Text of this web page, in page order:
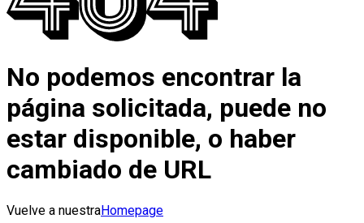
No podemos encontrar la
página solicitada, puede no
estar disponible, o haber
cambiado de URL
Vuelve a nuestraHomepage